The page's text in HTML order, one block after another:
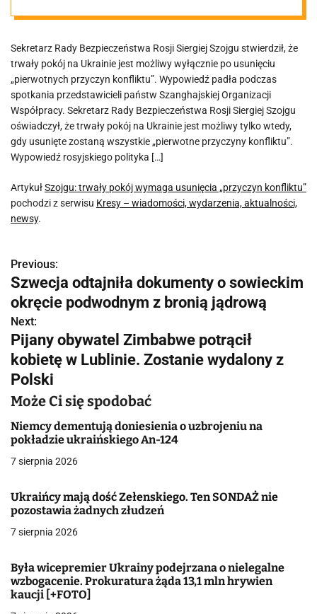
konfliktu”
Sekretarz Rady Bezpieczeństwa Rosji Siergiej Szojgu stwierdził, że
trwały pokój na Ukrainie jest możliwy wyłącznie po usunięciu
„pierwotnych przyczyn konfliktu”. Wypowiedź padła podczas
spotkania przedstawicieli państw Szanghajskiej Organizacji
Współpracy. Sekretarz Rady Bezpieczeństwa Rosji Siergiej Szojgu
oświadczył, że trwały pokój na Ukrainie jest możliwy tylko wtedy,
gdy usunięte zostaną wszystkie „pierwotne przyczyny konfliktu”.
Wypowiedź rosyjskiego polityka […]
ArtykułSzojgu: trwały pokój wymaga usunięcia „przyczyn konfliktu”
pochodzi z serwisu Kresy – wiadomości, wydarzenia, aktualności,
newsy.
N
a
w
i
g
a
c
j
w
p
i
s
Previous:
Szwecja odtajniła dokumenty o sowieckim
okręcie podwodnym z bronią jądrową
Next:
Pijany obywatel Zimbabwe potrącił
kobietę w Lublinie. Zostanie wydalony z
Polski
Może Ci się spodobać
Niemcy dementują doniesienia o uzbrojeniu na
pokładzie ukraińskiego An-124
7 sierpnia 2026
Ukraińcy mają dość Zełenskiego. Ten SONDAŻ nie
pozostawia żadnych złudzeń
7 sierpnia 2026
Była wicepremier Ukrainy podejrzana o nielegalne
wzbogacenie. Prokuratura żąda 13,1 mln hrywien
kaucji [+FOTO]